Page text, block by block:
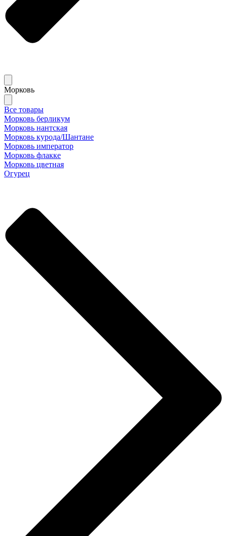
Морковь
Все товары
Морковь берликум
Морковь нантская
Морковь курода/Шантане
Морковь император
Морковь флакке
Морковь цветная
Огурец